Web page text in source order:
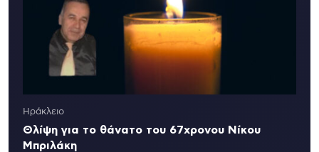
Ηράκλειο
Θλίψη για το θάνατο του 67χρονου Νίκου
Μπριλάκη